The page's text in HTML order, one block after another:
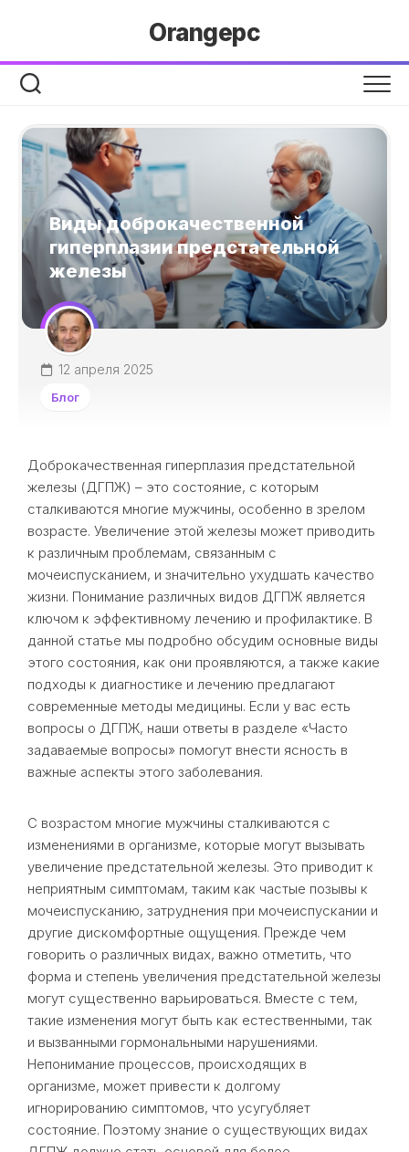
Orangepc
Виды доброкачественной
гиперплазии предстательной
железы
12 апреля 2025
Блог
Доброкачественная гиперплазия предстательной
железы (ДГПЖ) – это состояние, с которым
сталкиваются многие мужчины, особенно в зрелом
возрасте. Увеличение этой железы может приводить
к различным проблемам, связанным с
мочеиспусканием, и значительно ухудшать качество
жизни. Понимание различных видов ДГПЖ является
ключом к эффективному лечению и профилактике. В
данной статье мы подробно обсудим основные виды
этого состояния, как они проявляются, а также какие
подходы к диагностике и лечению предлагают
современные методы медицины. Если у вас есть
вопросы о ДГПЖ, наши ответы в разделе «Часто
задаваемые вопросы» помогут внести ясность в
важные аспекты этого заболевания.
С возрастом многие мужчины сталкиваются с
изменениями в организме, которые могут вызывать
увеличение предстательной железы. Это приводит к
неприятным симптомам, таким как частые позывы к
мочеиспусканию, затруднения при мочеиспускании и
другие дискомфортные ощущения. Прежде чем
говорить о различных видах, важно отметить, что
форма и степень увеличения предстательной железы
могут существенно варьироваться. Вместе с тем,
такие изменения могут быть как естественными, так
и вызванными гормональными нарушениями.
Непонимание процессов, происходящих в
организме, может привести к долгому
игнорированию симптомов, что усугубляет
состояние. Поэтому знание о существующих видах